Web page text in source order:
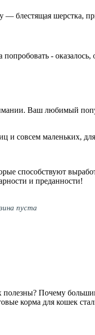
— блестящая шерстка,
- оказалось,
Ваш любимый
и совсем маленьких,
способствуют
и преданности!
пуста
Почему
корма для кошек